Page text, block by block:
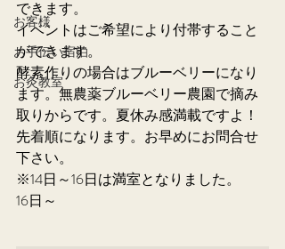
お客様
お手伝い宿泊
お灸教室
できます。
イベントはご希望により付帯すること
ができます。
酵素作りの場合はブルーベリーになり
ます。無農薬ブルーベリー農園で摘み
取りからです。夏休み感満載ですよ！
先着順になります。お早めにお問合せ
下さい。
※14日～16日は満室となりました。
16日～